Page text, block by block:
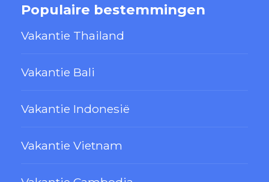
Populaire bestemmingen
Vakantie Thailand
Vakantie Bali
Vakantie Indonesië
Vakantie Vietnam